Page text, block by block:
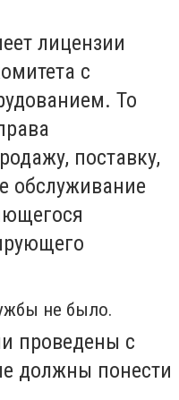
лицензии
с
То
поставку,
обслуживание
не было.
проведены с
должны понести